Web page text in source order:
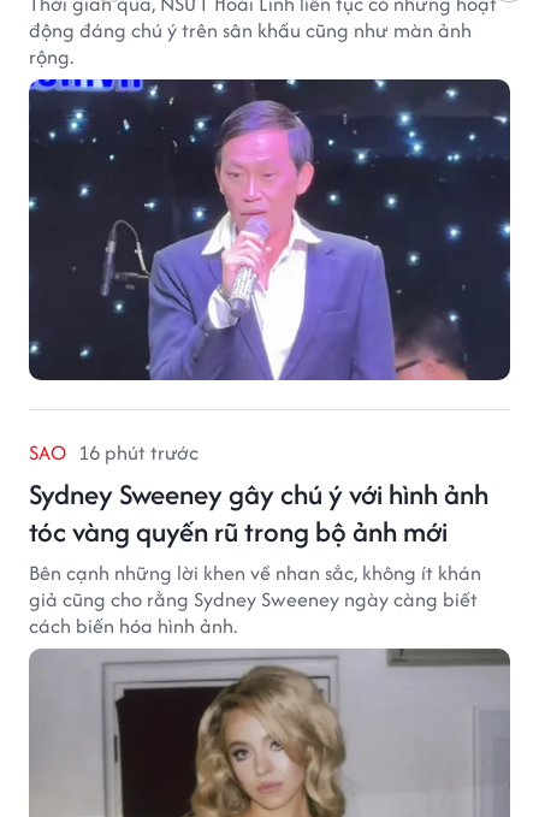
động đáng chú ý trên sân khấu cũng như màn ảnh
rộng.
SAO 16 phút trước
Sydney Sweeney gây chú ý với hình ảnh
tóc vàng quyến rũ trong bộ ảnh mới
Bên cạnh những lời khen về nhan sắc, không ít khán
giả cũng cho rằng Sydney Sweeney ngày càng biết
cách biến hóa hình ảnh.